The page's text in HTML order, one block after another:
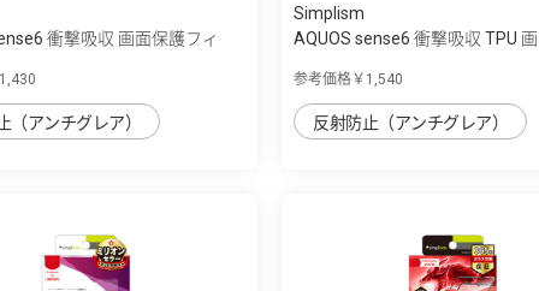
衝撃吸収 画面保護フィ
（アンチグレア）
Simplism
AQUOS sense6 衝撃吸収 TPU
参考価格￥1,540
反射防止（アンチグレア）